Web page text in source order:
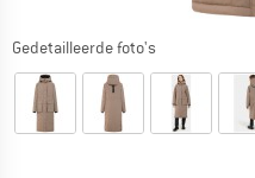
Gedetailleerde foto's